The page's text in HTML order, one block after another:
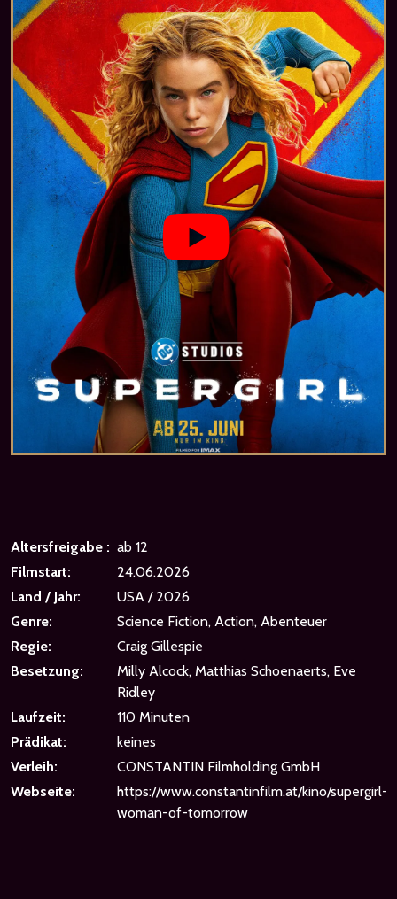
Altersfreigabe : ab 12
Filmstart:
24.06.2026
Land / Jahr:
USA / 2026
Genre:
Science Fiction, Action, Abenteuer
Regie:
Craig Gillespie
Besetzung:
Milly Alcock, Matthias Schoenaerts, Eve
Ridley
Laufzeit:
110 Minuten
Prädikat:
keines
Verleih:
CONSTANTIN Filmholding GmbH
Webseite:
https://www.constantinfilm.at/kino/supergirl-
woman-of-tomorrow